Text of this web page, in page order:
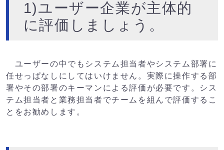
1)ユーザー企業が主体的
に評価しましょう。
ユーザーの中でもシステム担当者やシステム部署に
任せっぱなしにしてはいけません。実際に操作する部
署やその部署のキーマンによる評価が必要です。シス
テム担当者と業務担当者でチームを組んで評価するこ
とをお勧めします。